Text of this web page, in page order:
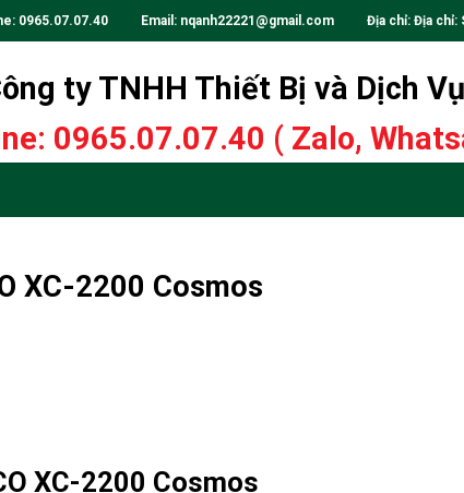
0965.07.07.40 Email: nqanh22221@gmail.com Địa chỉ: Địa chỉ: Số
ty TNHH Thiết Bị và Dịch
0965.07.07.40 ( Zalo,
XC-2200 Cosmos
XC-2200 Cosmos